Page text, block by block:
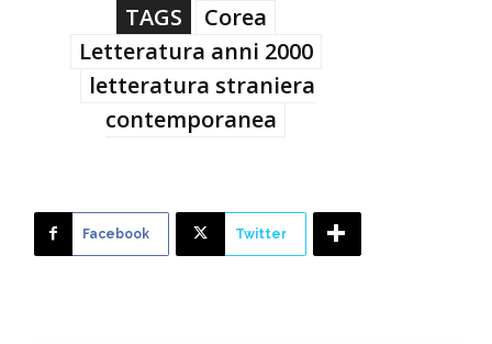
TAGS
Corea
Letteratura anni 2000
letteratura straniera
contemporanea
Facebook Twitter